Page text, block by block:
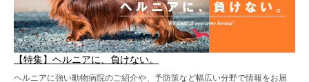
【特集】ヘルニアに、負けない。
ヘルニアに強い動物病院のご紹介や、予防策など幅広い分野で情報をお届